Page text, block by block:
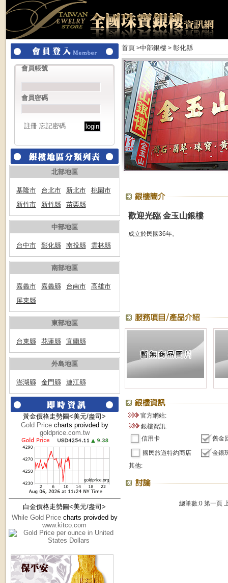
會員帳號
會員密碼
註冊 忘記密碼
北部地區
基隆市 台北市 新北市
桃園市
新竹市
新竹縣 苗栗縣
中部地區
台中市 彰化縣 南投縣 雲林縣
南部地區
嘉義市 嘉義縣 台南市
高雄市
屏東縣
東部地區
台東縣 花蓮縣 宜蘭縣
外島地區
澎湖縣 金門縣 連江縣
黃金價格走勢圖<美元/盎司>
Gold Pricecharts proivded by
goldprice.com.tw
白金價格走勢圖<美元/盎司>
While Gold Pricecharts proivded by
www.kitco.com
首頁 >中部銀樓> 彰化縣
歡迎光臨 金玉山銀樓
成立於民國36年。
官方網站:
銀樓資訊:
信用卡
舊金
國民旅遊特約商店
金銀
其他:
總筆數:0 第一頁